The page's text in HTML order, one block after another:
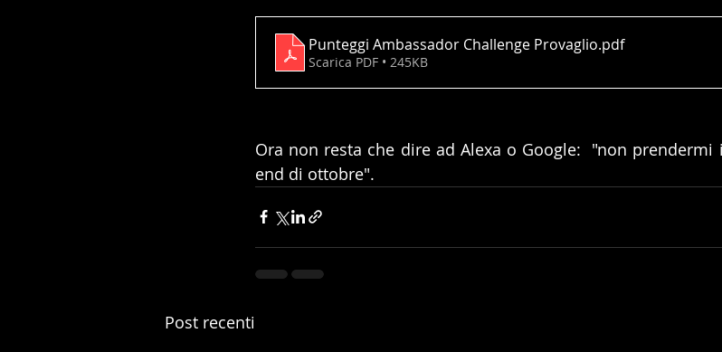
Punteggi Ambassador Challenge Provaglio.pdf
Scarica PDF • 245KB
Ora non resta che dire ad Alexa o Google:  "non
end di ottobre".
Post recenti